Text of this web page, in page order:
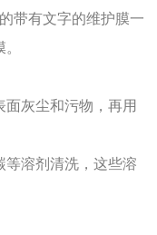
带有文字的维护膜一
灰尘和污物，再用
等溶剂清洗，这些溶